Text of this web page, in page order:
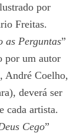
por
Freitas.
as Perguntas”
por um autor
André Coelho,
deverá ser
cada artista.
Cego”